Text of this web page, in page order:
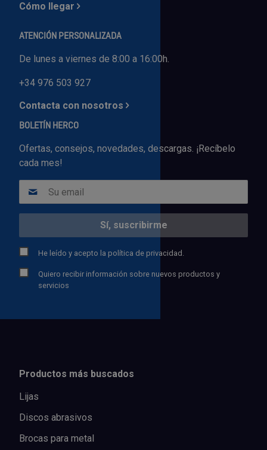
Cómo llegar
ATENCIÓN PERSONALIZADA
De lunes a viernes de 8:00 a 16:00h.
+34 976 503 927
Contacta con nosotros
BOLETÍN HERCO
Ofertas, consejos, novedades, descargas. ¡Recíbelo
cada mes!
He leído y acepto la política de privacidad.
Quiero recibir información sobre nuevos productos y
servicios
Productos más buscados
Lijas
Discos abrasivos
Brocas para metal